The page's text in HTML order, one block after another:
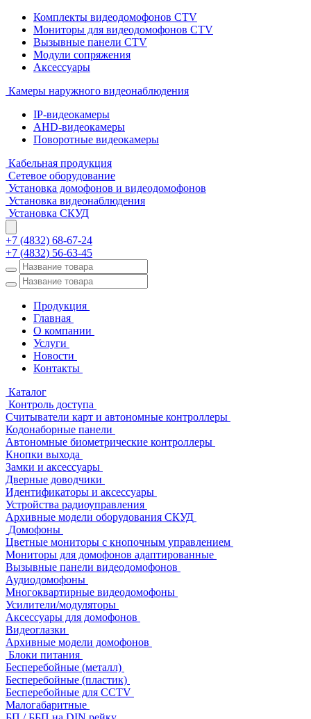
Комплекты видеодомофонов CTV
Мониторы для видеодомофонов CTV
Вызывные панели CTV
Модули сопряжения
Аксессуары
Камеры наружного видеонаблюдения
IP-видеокамеры
AHD-видеокамеры
Поворотные видеокамеры
Кабельная продукция
Сетевое оборудование
Установка домофонов и видеодомофонов
Установка видеонаблюдения
Установка СКУД
+7 (4832) 68-67-24
+7 (4832) 56-63-45
Продукция
Главная
О компании
Услуги
Новости
Контакты
Каталог
Контроль доступа
Считыватели карт и автономные контроллеры
Кодонаборные панели
Автономные биометрические контроллеры
Кнопки выхода
Замки и аксессуары
Дверные доводчики
Идентификаторы и аксессуары
Устройства радиоуправления
Архивные модели оборудования СКУД
Домофоны
Цветные мониторы с кнопочным управлением
Мониторы для домофонов адаптированные
Вызывные панели видеодомофонов
Аудиодомофоны
Многоквартирные видеодомофоны
Усилители/модуляторы
Аксессуары для домофонов
Видеоглазки
Архивные модели домофонов
Блоки питания
Бесперебойные (металл)
Бесперебойные (пластик)
Бесперебойные для CCTV
Малогабаритные